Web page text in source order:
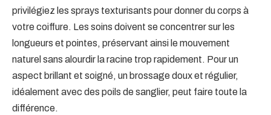
privilégiez les sprays texturisants pour donner du corps à
votre coiffure. Les soins doivent se concentrer sur les
longueurs et pointes, préservant ainsi le mouvement
naturel sans alourdir la racine trop rapidement. Pour un
aspect brillant et soigné, un brossage doux et régulier,
idéalement avec des poils de sanglier, peut faire toute la
différence.